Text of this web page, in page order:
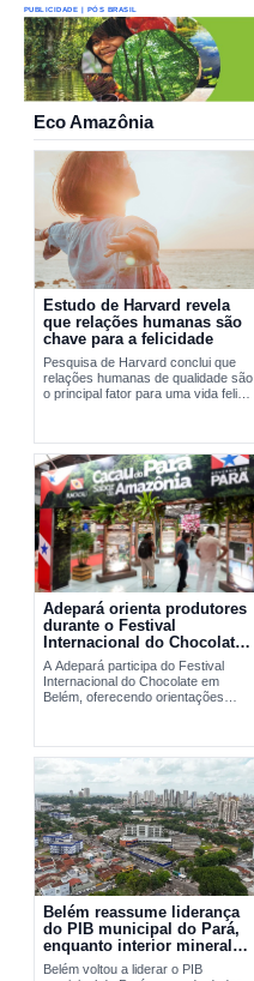
PUBLICIDADE | PÓS BRASIL
Eco Amazônia
Estudo de Harvard revela
que relações humanas são
chave para a felicidade
Pesquisa de Harvard conclui que
relações humanas de qualidade são
o principal fator para uma vida feliz
Adepará orienta produtores
durante o Festival
Internacional do Chocolate
em Belém
A Adepará participa do Festival
Internacional do Chocolate em
Belém, oferecendo orientações
Belém reassume liderança
do PIB municipal do Pará,
enquanto interior mineral
mantém peso decisivo na
Belém voltou a liderar o PIB